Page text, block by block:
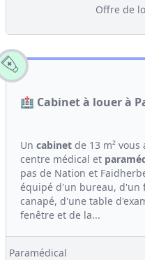
Offre de
🏥 Cabinet à louer à
Un cabinet de 13 m²
centre médical et
pas de Nation et
équipé d'un bureau, d'un
canapé, d'une table
fenêtre et de la...
Paramédical